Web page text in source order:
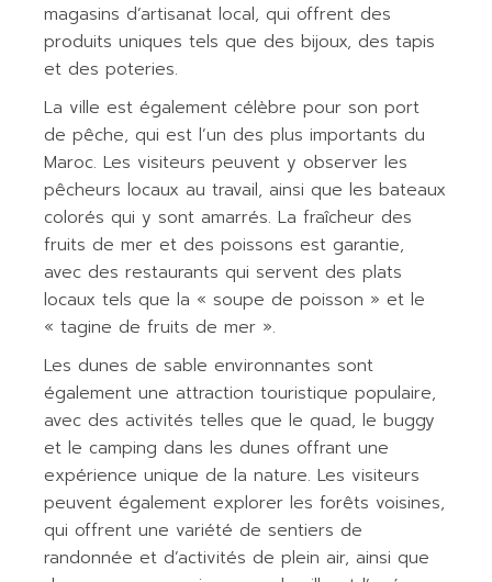
magasins d’artisanat local, qui offrent des
produits uniques tels que des bijoux, des tapis
et des poteries.
La ville est également célèbre pour son port
de pêche, qui est l’un des plus importants du
Maroc. Les visiteurs peuvent y observer les
pêcheurs locaux au travail, ainsi que les bateaux
colorés qui y sont amarrés. La fraîcheur des
fruits de mer et des poissons est garantie,
avec des restaurants qui servent des plats
locaux tels que la « soupe de poisson » et le
« tagine de fruits de mer ».
Les dunes de sable environnantes sont
également une attraction touristique populaire,
avec des activités telles que le quad, le buggy
et le camping dans les dunes offrant une
expérience unique de la nature. Les visiteurs
peuvent également explorer les forêts voisines,
qui offrent une variété de sentiers de
randonnée et d’activités de plein air, ainsi que